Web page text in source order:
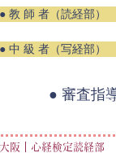
● 教 師 者（読経部）
● 中 級 者（写経部）
● 審査指
阪｜心経検定読経部